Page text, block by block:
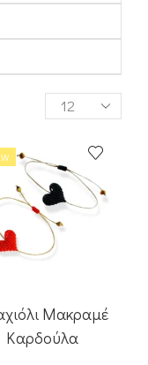
Μακραμέ
Καρδούλα